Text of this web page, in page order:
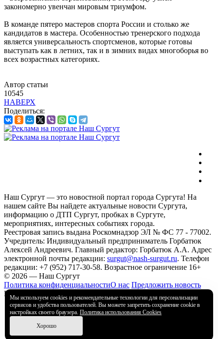
закономерно увенчан мировым триумфом.
В команде пятеро мастеров спорта России и столько же
кандидатов в мастера. Особенностью тренерского подхода
является универсальность спортсменов, которые готовы
выступать как в летних, так и в зимних видах многоборья во
всех возрастных категориях.
Автор статьи
10545
НАВЕРХ
Поделиться:
Наш Сургут — это новостной портал города Сургута! На
нашем сайте Вы найдете актуальные новости Сургута,
информацию о ДТП Сургут, пробках в Сургуте,
мероприятиях, интересных событиях города.
Реестровая запись выдана Роскомнадзор ЭЛ № ФС 77 - 77002.
Учредитель: Индивидуальный предприниматель Горбатюк
Алексей Андреевич. Главный редактор: Горбатюк А.А. Адрес
электронной почты редакции: surgut@nash-surgut.ru. Телефон
редакции: +7 (952) 717-30-58. Возрастное ограничение 16+
© 2026 — Наш Сургут
Политика конфиденциальностиО нас Предложить новость
Разработка сайта — Starcev Digital
Мы используем cookies и рекомендательные технологии для персонализации
сервисов и удобства пользователей. Вы можете запретить сохранение cookie в
настройках своего браузера. Политика использования Cookies
Хорошо